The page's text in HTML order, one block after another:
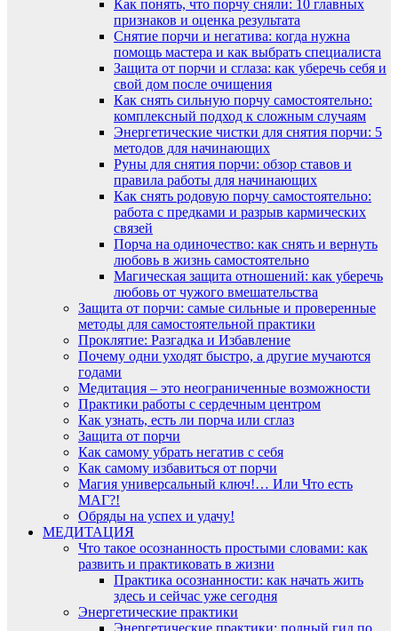
Как понять, что порчу сняли: 10 главных
признаков и оценка результата
Снятие порчи и негатива: когда нужна
помощь мастера и как выбрать специалиста
Защита от порчи и сглаза: как уберечь себя и
свой дом после очищения
Как снять сильную порчу самостоятельно:
комплексный подход к сложным случаям
Энергетические чистки для снятия порчи: 5
методов для начинающих
Руны для снятия порчи: обзор ставов и
правила работы для начинающих
Как снять родовую порчу самостоятельно:
работа с предками и разрыв кармических
связей
Порча на одиночество: как снять и вернуть
любовь в жизнь самостоятельно
Магическая защита отношений: как уберечь
любовь от чужого вмешательства
Защита от порчи: самые сильные и проверенные
методы для самостоятельной практики
Проклятие: Разгадка и Избавление
Почему одни уходят быстро, а другие мучаются
годами
Медитация – это неограниченные возможности
Практики работы с сердечным центром
Как узнать, есть ли порча или сглаз
Защита от порчи
Как самому убрать негатив с себя
Как самому избавиться от порчи
Магия универсальный ключ!… Или Что есть
МАГ?!
Обряды на успех и удачу!
МЕДИТАЦИЯ
Что такое осознанность простыми словами: как
развить и практиковать в жизни
Практика осознанности: как начать жить
здесь и сейчас уже сегодня
Энергетические практики
Энергетические практики: полный гид по